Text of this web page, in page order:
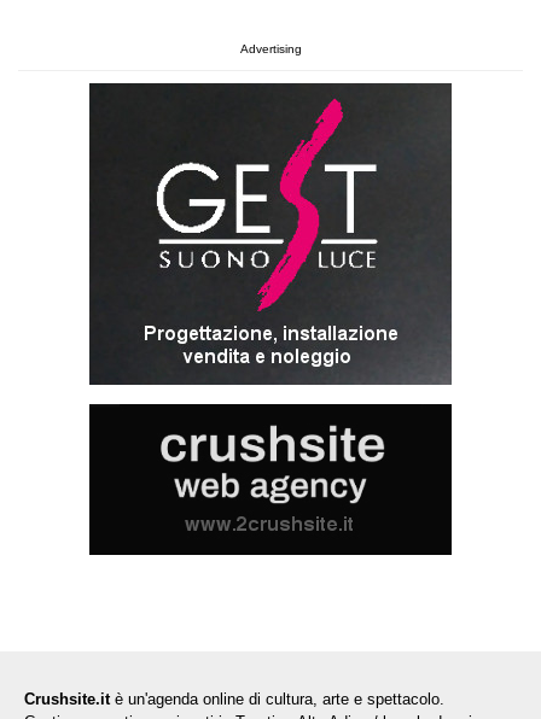
Advertising
Crushsite.it è un'agenda online di cultura, arte e spettacolo.